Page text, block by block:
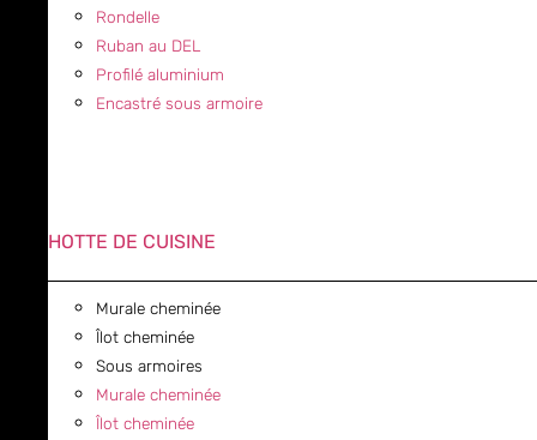
Rondelle
Ruban au DEL
Profilé aluminium
Encastré sous armoire
HOTTE DE CUISINE
Murale cheminée
Îlot cheminée
Sous armoires
Murale cheminée
Îlot cheminée